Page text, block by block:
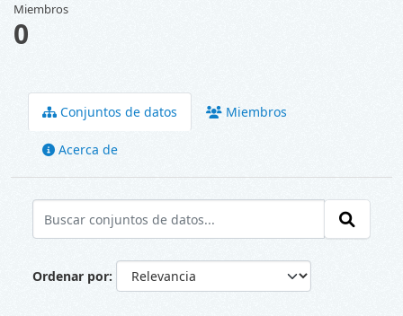
Conjuntos de datos Miembros
Acerca de
Ordenar por
Miembros
0